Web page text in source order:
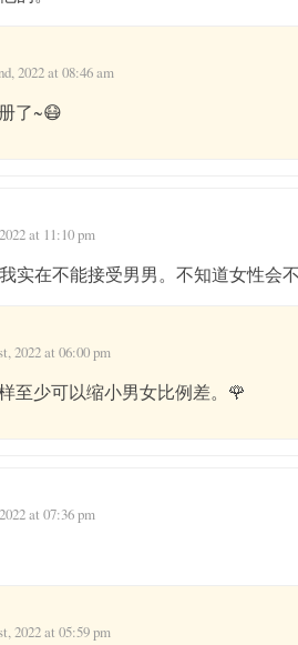
2022 at 08:46 am
了~😷
at 11:10 pm
实在不能接受男男。不知道女性会
2022 at 06:00 pm
至少可以缩小男女比例差。🌹
at 07:36 pm
2022 at 05:59 pm